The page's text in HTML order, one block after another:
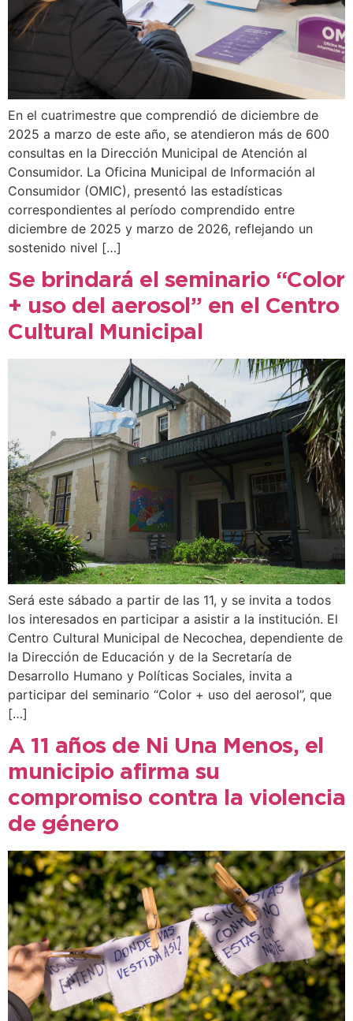
En el cuatrimestre que comprendió de diciembre de
2025 a marzo de este año, se atendieron más de 600
consultas en la Dirección Municipal de Atención al
Consumidor. La Oficina Municipal de Información al
Consumidor (OMIC), presentó las estadísticas
correspondientes al período comprendido entre
diciembre de 2025 y marzo de 2026, reflejando un
sostenido nivel […]
Se brindará el seminario “Color
+ uso del aerosol” en el Centro
Cultural Municipal
Será este sábado a partir de las 11, y se invita a todos
los interesados en participar a asistir a la institución. El
Centro Cultural Municipal de Necochea, dependiente de
la Dirección de Educación y de la Secretaría de
Desarrollo Humano y Políticas Sociales, invita a
participar del seminario “Color + uso del aerosol”, que
[…]
A 11 años de Ni Una Menos, el
municipio afirma su
compromiso contra la violencia
de género